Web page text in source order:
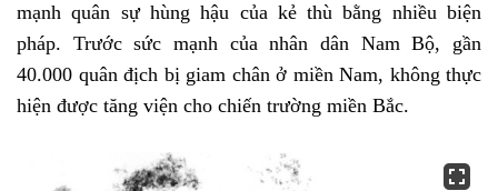
mạnh quân sự hùng hậu của kẻ thù bằng nhiều biện
pháp. Trước sức mạnh của nhân dân Nam Bộ, gần
40.000 quân địch bị giam chân ở miền Nam, không thực
hiện được tăng viện cho chiến trường miền Bắc.